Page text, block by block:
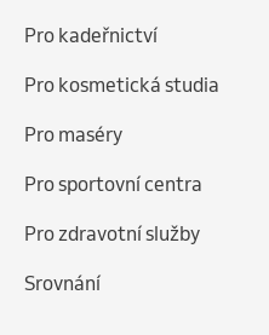
Pro kadeřnictví
Pro kosmetická studia
Pro maséry
Pro sportovní centra
Pro zdravotní služby
Srovnání